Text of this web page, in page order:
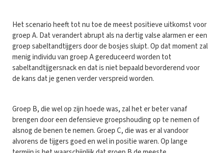
Het scenario heeft tot nu toe de meest positieve uitkomst voor
groep A. Dat verandert abrupt als na dertig valse alarmen er een
groep sabeltandtijgers door de bosjes sluipt. Op dat moment zal
menig individu van groep A gereduceerd worden tot
sabeltandtijgersnack en dat is niet bepaald bevorderend voor
de kans dat je genen verder verspreid worden.
Groep B, die wel op zijn hoede was, zal het er beter vanaf
brengen door een defensieve groepshouding op te nemen of
alsnog de benen te nemen. Groep C, die was er al vandoor
alvorens de tijgers goed en wel in positie waren. Op lange